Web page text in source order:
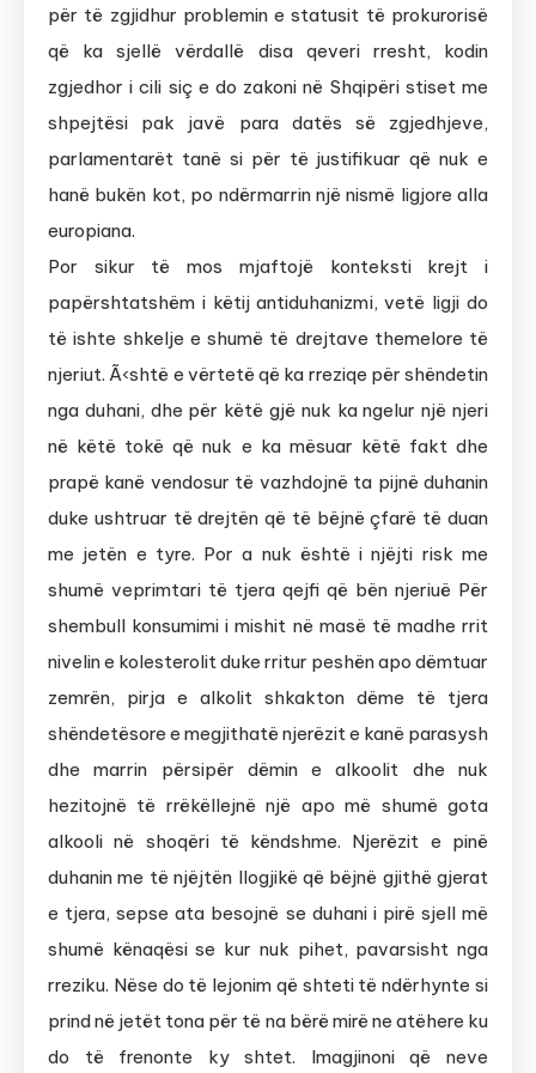
për të zgjidhur problemin e statusit të prokurorisë
që ka sjellë vërdallë disa qeveri rresht, kodin
zgjedhor i cili siç e do zakoni në Shqipëri stiset me
shpejtësi pak javë para datës së zgjedhjeve,
parlamentarët tanë si për të justifikuar që nuk e
hanë bukën kot, po ndërmarrin një nismë ligjore alla
europiana.
Por sikur të mos mjaftojë konteksti krejt i
papërshtatshëm i këtij antiduhanizmi, vetë ligji do
të ishte shkelje e shumë të drejtave themelore të
njeriut. Ã‹shtë e vërtetë që ka rreziqe për shëndetin
nga duhani, dhe për këtë gjë nuk ka ngelur një njeri
në këtë tokë që nuk e ka mësuar këtë fakt dhe
prapë kanë vendosur të vazhdojnë ta pijnë duhanin
duke ushtruar të drejtën që të bëjnë çfarë të duan
me jetën e tyre. Por a nuk është i njëjti risk me
shumë veprimtari të tjera qejfi që bën njeriuë Për
shembull konsumimi i mishit në masë të madhe rrit
nivelin e kolesterolit duke rritur peshën apo dëmtuar
zemrën, pirja e alkolit shkakton dëme të tjera
shëndetësore e megjithatë njerëzit e kanë parasysh
dhe marrin përsipër dëmin e alkoolit dhe nuk
hezitojnë të rrëkëllejnë një apo më shumë gota
alkooli në shoqëri të këndshme. Njerëzit e pinë
duhanin me të njëjtën llogjikë që bëjnë gjithë gjerat
e tjera, sepse ata besojnë se duhani i pirë sjell më
shumë kënaqësi se kur nuk pihet, pavarsisht nga
rreziku. Nëse do të lejonim që shteti të ndërhynte si
prind në jetët tona për të na bërë mirë ne atëhere ku
do të frenonte ky shtet. Imagjinoni që neve